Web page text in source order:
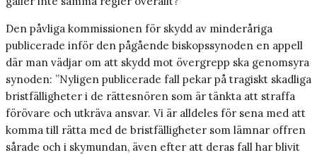
Den påvliga kommissionen för skydd av minderåriga
publicerade inför den pågående biskopssynoden en appell
där man vädjar om att skydd mot övergrepp ska genomsyra
synoden: ”Nyligen publicerade fall pekar på tragiskt skadliga
bristfälligheter i de rättesnören som är tänkta att straffa
förövare och utkräva ansvar. Vi är alldeles för sena med att
komma till rätta med de bristfälligheter som lämnar offren
sårade och i skymundan, även efter att deras fall har blivit